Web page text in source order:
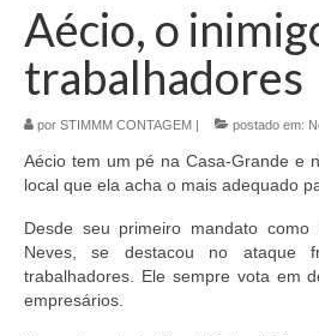
Aécio, o
trabalhadores
por STIMMM CONTAGEM | postado em:
Aécio tem um pé na Casa-Grande e
local que ela acha o mais adequado
Desde seu primeiro mandato como
Neves, se destacou no ataque
trabalhadores. Ele sempre vota em
empresários.